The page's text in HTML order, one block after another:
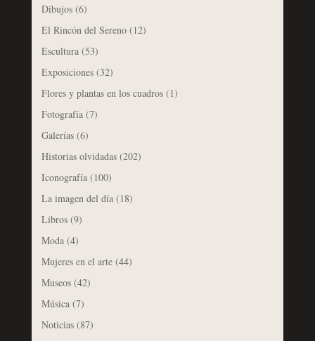
Dibujos(6)
El Rincón del Sereno(12)
Escultura(53)
Exposiciones(32)
Flores y plantas en los cuadros(1)
Fotografía(7)
Galerías(6)
Historias olvidadas(202)
Iconografía(100)
La imagen del día(18)
Libros(9)
Moda(4)
Mujeres en el arte(44)
Museos(42)
Música(7)
Noticias(87)